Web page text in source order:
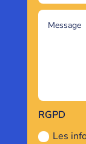
RGPD
Les